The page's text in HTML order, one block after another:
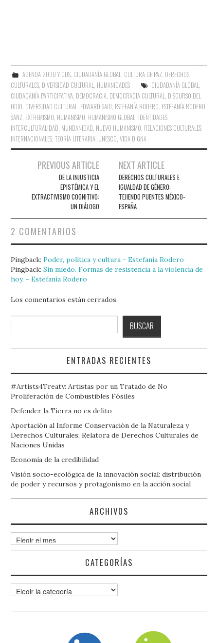
AGENDA 2030 Y ODS, CIUDADANÍA GLOBAL CULTURA DE PAZ, DERECHOS
CULTURALES DIVERSIDAD CULTURAL HUMANIDADES CIUDADANÍA GLOBAL
CIUDADANÍA PARTICIPATIVA DEMOCRACIA DEMOCRACIA CULTURAL DISCURSO DEL
ODIO DIVERSIDAD CULTURAL EDWARD SAID ESTEFANÍA RODERO ESTEFANÍA RODERO
SANZ EXTREMISMO HUMANISMO HUMANISMO GLOBAL IDENTIDADES
INTERCULTURALIDAD MUNDANIDAD NUEVO HUMANISMO RELACIONES CULTURALES
INTERNACIONALES ,TEORÍA LITERARIA UNESCO ,VIDA DIGNA
Navegación
entradas
PREVIOUS ARTICLE
DE LA INJUSTICIA
EPISTÉMICA Y EL
EXTRACTIVISMO COGNITIVO:
UN DIÁLOGO
NEXT ARTICLE
DERECHOS CULTURALES E
IGUALDAD DE GÉNERO:
TEJIENDO PUENTES MÉXICO-
ESPAÑA
2 COMENTARIOS
Pingback:Poder, política y cultura - Estefanía Rodero
Pingback:Sin miedo. Formas de resistencia a la violencia de
hoy. - Estefanía Rodero
Los comentarios están cerrados.
BUSCAR
ENTRADAS RECIENTES
#Artists4Treaty: Artistas por un Tratado de No
Proliferación de Combustibles Fósiles
Defender la Tierra no es delito
Aportación al Informe Conservación de la Naturaleza y
Derechos Culturales, Relatora de Derechos Culturales de
Naciones Unidas
Economía de la credibilidad
Visión socio-ecológica de la innovación social: distribución
de poder y recursos y protagonismo en la acción social
ARCHIVOS
Archivos
CATEGORÍAS
Categorías